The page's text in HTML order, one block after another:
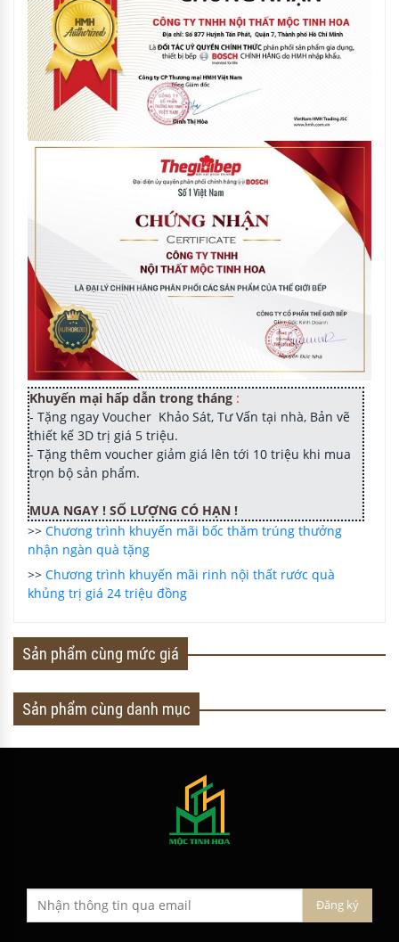
Khuyến mại hấp dẫn trong tháng :
- Tặng ngay Voucher Khảo Sát, Tư Vấn tại nhà, Bản vẽ
thiết kế 3D trị giá 5 triệu.
- Tặng thêm voucher giảm giá lên tới 10 triệu khi mua
trọn bộ sản phẩm.
MUA NGAY ! SỐ LƯỢNG CÓ HẠN !
>> Chương trình khuyến mãi bốc thăm trúng thưởng
nhận ngàn quà tặng
>> Chương trình khuyến mãi rinh nội thất rước quà
khủng trị giá 24 triệu đồng
Sản phẩm cùng mức giá
Sản phẩm cùng danh mục